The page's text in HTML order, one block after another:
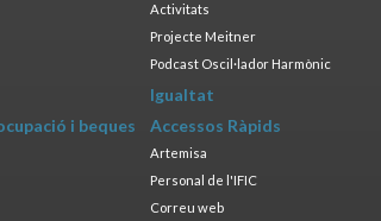
Activitats
Projecte Meitner
Podcast Oscil·lador Harmònic
Igualtat
i beques Accessos Ràpids
Artemisa
Personal de l'IFIC
Correu web